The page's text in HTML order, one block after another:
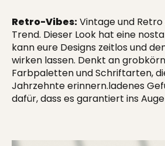
Retro-Vibes:Vintage und
Trend. Dieser Look hat eine
kann eure Designs zeitlos und
wirken lassen. Denkt an
Farbpaletten und Schriftarten,
Jahrzehnte erinnern.ladenes
dafür, dass es garantiert ins